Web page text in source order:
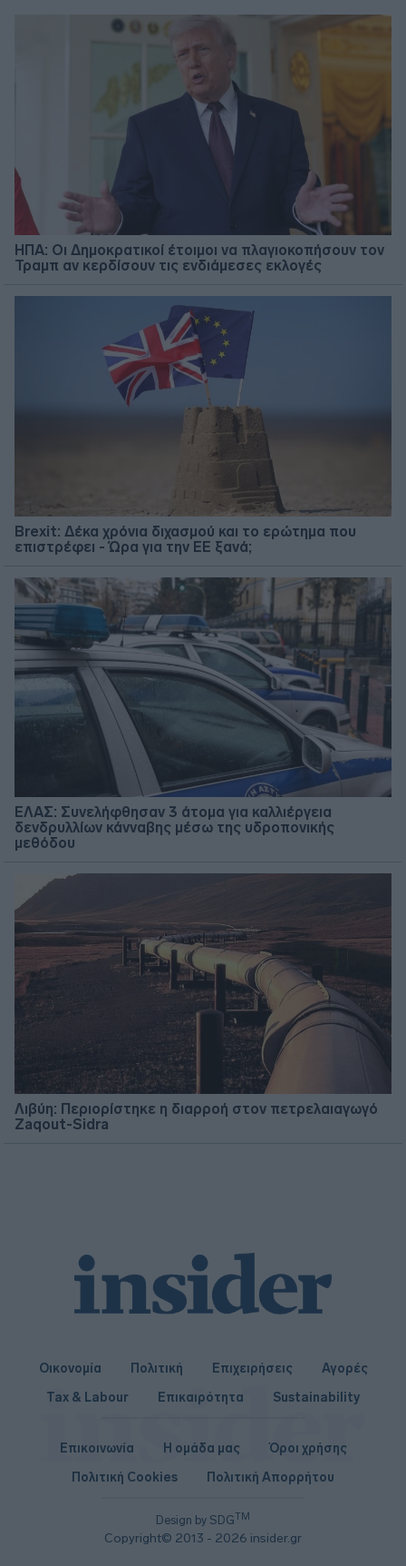
ΗΠΑ: Οι Δημοκρατικοί έτοιμοι να πλαγιοκοπήσουν τον
Τραμπ αν κερδίσουν τις ενδιάμεσες εκλογές
Brexit: Δέκα χρόνια διχασμού και το ερώτημα που
επιστρέφει - Ώρα για την ΕΕ ξανά;
ΕΛΑΣ: Συνελήφθησαν 3 άτομα για καλλιέργεια
δενδρυλλίων κάνναβης μέσω της υδροπονικής
μεθόδου
Λιβύη: Περιορίστηκε η διαρροή στον πετρελαιαγωγό
Zaqout-Sidra
Οικονομία Πολιτική Επιχειρήσεις
Αγορές
Tax & Labour
Επικαιρότητα Sustainability
Design by SDGTM
Copyright© 2013 - 2026 insider.gr
Επικοινωνία Η ομάδα μας
Όροι χρήσης
Πολιτική Cookies
Πολιτική Απορρήτου